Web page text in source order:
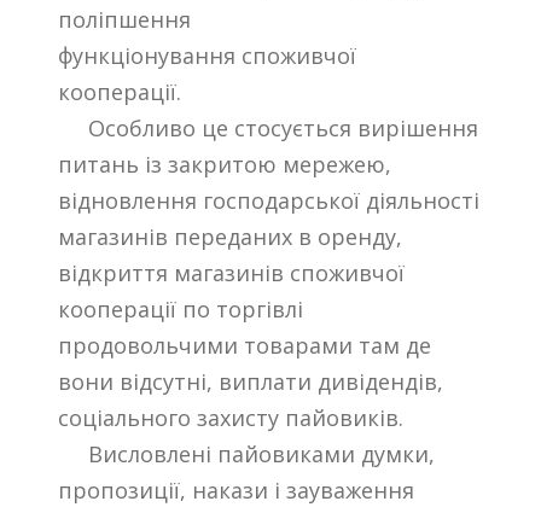
поліпшення
функціонування споживчої
кооперації.
Особливо це стосується вирішення
питань із закритою мережею,
відновлення господарської діяльності
магазинів переданих в оренду,
відкриття магазинів споживчої
кооперації по торгівлі
продовольчими товарами там де
вони відсутні, виплати дивідендів,
соціального захисту пайовиків.
Висловлені пайовиками думки,
пропозиції, накази і зауваження